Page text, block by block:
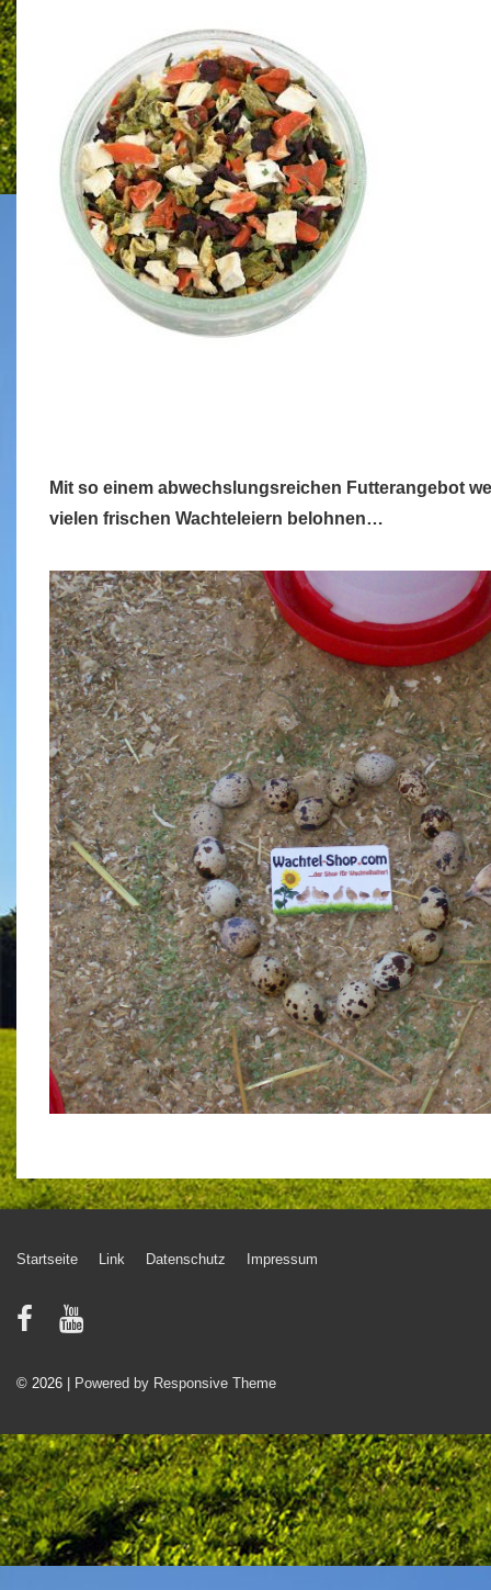
Mit so einem abwechslungsreichen Futterangebot
vielen frischen Wachteleiern belohnen…
Footer-
Menü
Startseite Link Datenschutz Impressum
© 2026 | Powered by Responsive Theme